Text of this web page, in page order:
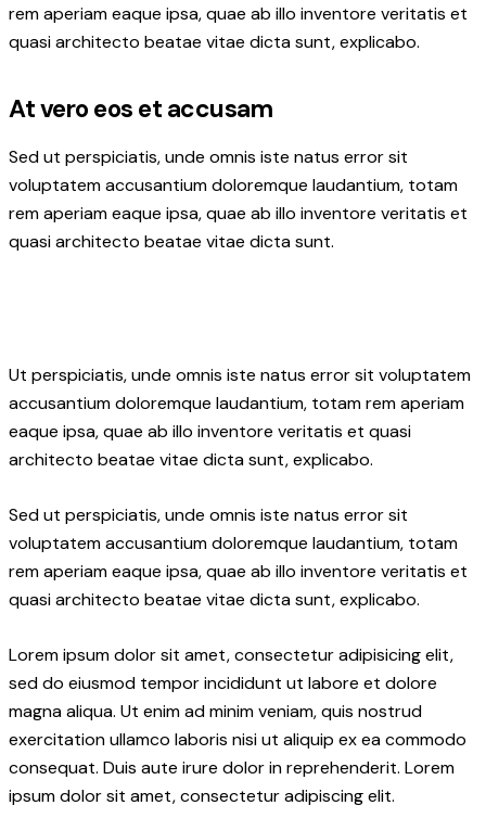
rem aperiam eaque ipsa, quae ab illo inventore veritatis et
quasi architecto beatae vitae dicta sunt, explicabo.
At vero eos et accusam
Sed ut perspiciatis, unde omnis iste natus error sit
voluptatem accusantium doloremque laudantium, totam
rem aperiam eaque ipsa, quae ab illo inventore veritatis et
quasi architecto beatae vitae dicta sunt.
Ut perspiciatis, unde omnis iste natus error sit voluptatem
accusantium doloremque laudantium, totam rem aperiam
eaque ipsa, quae ab illo inventore veritatis et quasi
architecto beatae vitae dicta sunt, explicabo.
Sed ut perspiciatis, unde omnis iste natus error sit
voluptatem accusantium doloremque laudantium, totam
rem aperiam eaque ipsa, quae ab illo inventore veritatis et
quasi architecto beatae vitae dicta sunt, explicabo.
Lorem ipsum dolor sit amet, consectetur adipisicing elit,
sed do eiusmod tempor incididunt ut labore et dolore
magna aliqua. Ut enim ad minim veniam, quis nostrud
exercitation ullamco laboris nisi ut aliquip ex ea commodo
consequat. Duis aute irure dolor in reprehenderit. Lorem
ipsum dolor sit amet, consectetur adipiscing elit.